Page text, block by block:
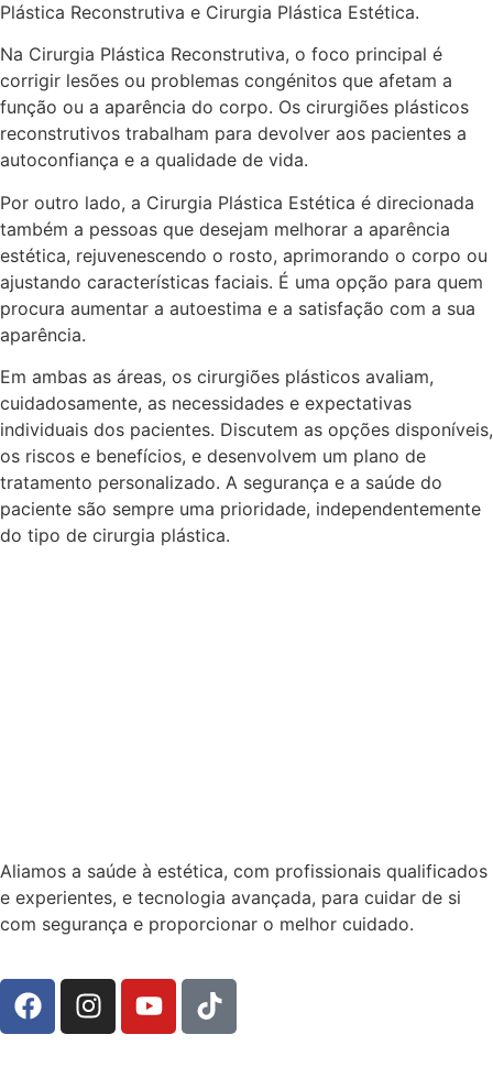
Plástica Reconstrutiva e Cirurgia Plástica Estética.
Na Cirurgia Plástica Reconstrutiva, o foco principal é
corrigir lesões ou problemas congénitos que afetam a
função ou a aparência do corpo. Os cirurgiões plásticos
reconstrutivos trabalham para devolver aos pacientes a
autoconfiança e a qualidade de vida.
Por outro lado, a Cirurgia Plástica Estética é direcionada
também a pessoas que desejam melhorar a aparência
estética, rejuvenescendo o rosto, aprimorando o corpo ou
ajustando características faciais. É uma opção para quem
procura aumentar a autoestima e a satisfação com a sua
aparência.
Em ambas as áreas, os cirurgiões plásticos avaliam,
cuidadosamente, as necessidades e expectativas
individuais dos pacientes. Discutem as opções disponíveis,
os riscos e benefícios, e desenvolvem um plano de
tratamento personalizado. A segurança e a saúde do
paciente são sempre uma prioridade, independentemente
do tipo de cirurgia plástica.
Aliamos a saúde à estética, com profissionais qualificados
e experientes, e tecnologia avançada, para cuidar de si
com segurança e proporcionar o melhor cuidado.